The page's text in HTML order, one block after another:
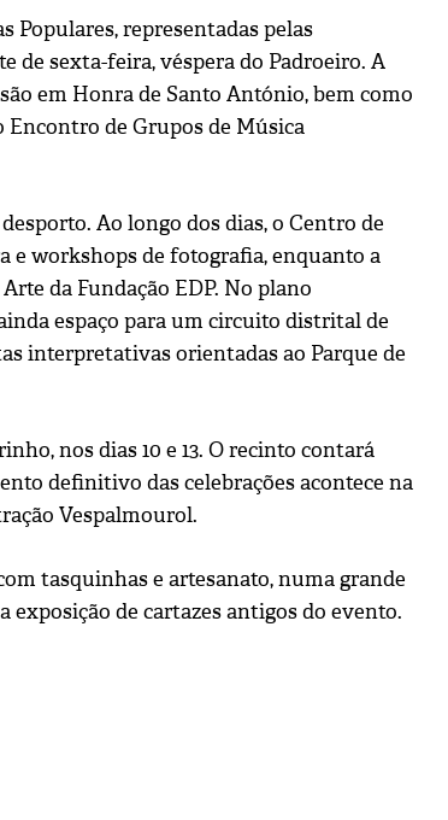
Populares, representadas pelas
de sexta-feira, véspera do Padroeiro. A
em Honra de Santo António, bem como
Encontro de Grupos de Música
Ao longo dos dias, o Centro de
e workshops de fotografia, enquanto a
da Fundação EDP. No plano
espaço para um circuito distrital de
interpretativas orientadas ao Parque de
nos dias 10 e 13. O recinto contará
definitivo das celebrações acontece na
Vespalmourol.
tasquinhas e artesanato, numa grande
exposição de cartazes antigos do evento.